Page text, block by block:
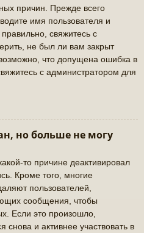
причин. Прежде всего
имя пользователя и
свяжитесь с
не был ли вам закрыт
что допущена ошибка в
с администратором для
но больше не могу
то причине деактивировал
Кроме того, многие
пользователей,
сообщения, чтобы
Если это произошло,
снова и активнее участвовать в